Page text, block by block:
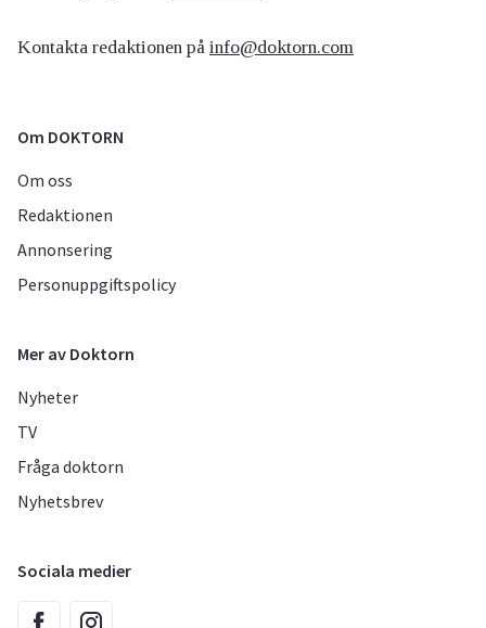
Kontakta redaktionen på info@doktorn.com
Om DOKTORN
Om oss
Redaktionen
Annonsering
Personuppgiftspolicy
Mer av Doktorn
Nyheter
TV
Fråga doktorn
Nyhetsbrev
Sociala medier